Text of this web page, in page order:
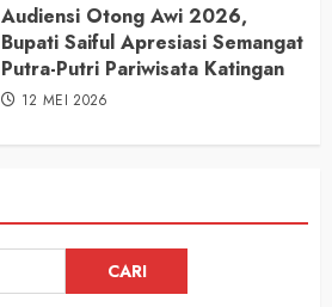
Audiensi Otong Awi 2026,
Bupati Saiful Apresiasi Semangat
Putra-Putri Pariwisata Katingan
12 MEI 2026
CARI